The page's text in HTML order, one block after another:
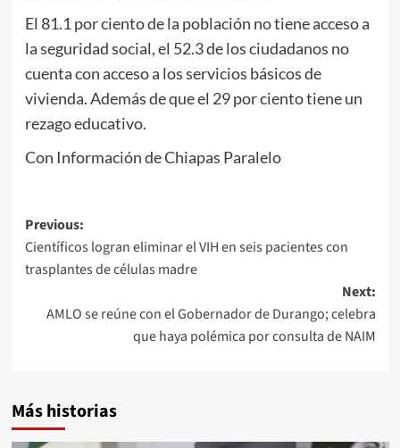
El 81.1 por ciento de la población no tiene acceso a
la seguridad social, el 52.3 de los ciudadanos no
cuenta con acceso a los servicios básicos de
vivienda. Además de que el 29 por ciento tiene un
rezago educativo.
Con Información de Chiapas Paralelo
Post
navigation
Previous:
Científicos logran eliminar el VIH en seis pacientes con
trasplantes de células madre
Next:
AMLO se reúne con el Gobernador de Durango; celebra
que haya polémica por consulta de NAIM
Más historias